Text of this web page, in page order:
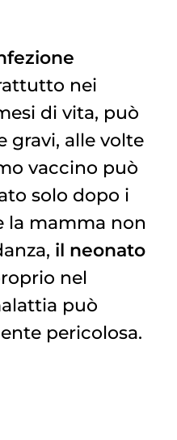
nei
di vita, può
gravi, alle volte
vaccino può
solo dopo i
la mamma non
il neonato
nel
può
pericolosa.